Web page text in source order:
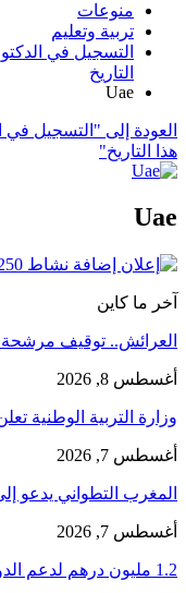
منوعات
تربية وتعليم
التسجيل في
التاريخ
Uae
العودة إلى "التسجيل في
هذا التاريخ"
Uae
آخر ما كاين
العرائش.. توقيف مرشحة
أغسطس 8, 2026
وزارة التربية الوطنية
أغسطس 7, 2026
المغرب التطواني يدعو
أغسطس 7, 2026
1.2 مليون درهم لدعم الدورة الـ31 لمهرجان تطوان لسينما البحر…